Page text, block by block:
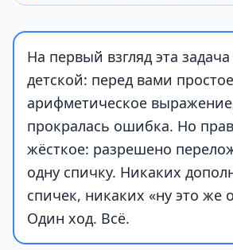
На первый взгляд эта
детской: перед вами простое
арифметическое
прокралась ошибка. Но
жёсткое: разрешено
одну спичку. Никаких
спичек, никаких «ну это же
Один ход. Всё.